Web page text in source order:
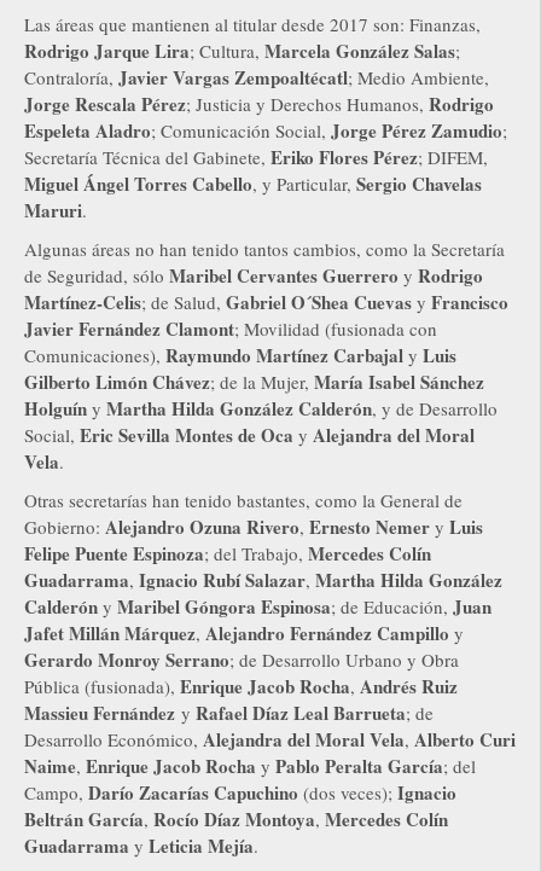
Las áreas que mantienen al titular desde 2017 son: Finanzas,
Rodrigo Jarque Lira; Cultura, Marcela González Salas;
Contraloría, Javier Vargas Zempoaltécatl; Medio Ambiente,
Jorge Rescala Pérez; Justicia y Derechos Humanos, Rodrigo
Espeleta Aladro; Comunicación Social, Jorge Pérez Zamudio;
Secretaría Técnica del Gabinete, Eriko Flores Pérez; DIFEM,
Miguel Ángel Torres Cabello, y Particular, Sergio Chavelas
Maruri.
Algunas áreas no han tenido tantos cambios, como la Secretaría
de Seguridad, sólo Maribel Cervantes Guerrero y Rodrigo
Martínez-Celis; de Salud, Gabriel O´Shea Cuevas y Francisco
Javier Fernández Clamont; Movilidad (fusionada con
Comunicaciones), Raymundo Martínez Carbajal y Luis
Gilberto Limón Chávez; de la Mujer, María Isabel Sánchez
Holguín y Martha Hilda González Calderón, y de Desarrollo
Social, Eric Sevilla Montes de Oca y Alejandra del Moral
Vela.
Otras secretarías han tenido bastantes, como la General de
Gobierno: Alejandro Ozuna Rivero, Ernesto Nemer y Luis
Felipe Puente Espinoza; del Trabajo, Mercedes Colín
Guadarrama, Ignacio Rubí Salazar, Martha Hilda González
Calderón y Maribel Góngora Espinosa; de Educación, Juan
Jafet Millán Márquez, Alejandro Fernández Campillo y
Gerardo Monroy Serrano; de Desarrollo Urbano y Obra
Pública (fusionada), Enrique Jacob Rocha, Andrés Ruiz
Massieu Fernández y Rafael Díaz Leal Barrueta; de
Desarrollo Económico, Alejandra del Moral Vela, Alberto Curi
Naime, Enrique Jacob Rocha y Pablo Peralta García; del
Campo, Darío Zacarías Capuchino (dos veces); Ignacio
Beltrán García, Rocío Díaz Montoya, Mercedes Colín
Guadarrama y Leticia Mejía.